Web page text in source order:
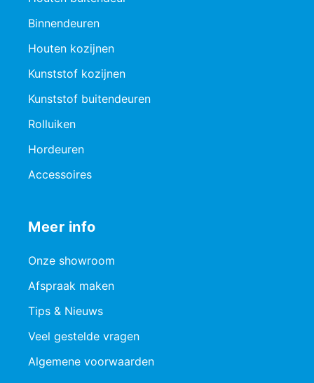
Binnendeuren
Houten kozijnen
Kunststof kozijnen
Kunststof buitendeuren
Rolluiken
Hordeuren
Accessoires
Meer info
Onze showroom
Afspraak maken
Tips & Nieuws
Veel gestelde vragen
Algemene voorwaarden